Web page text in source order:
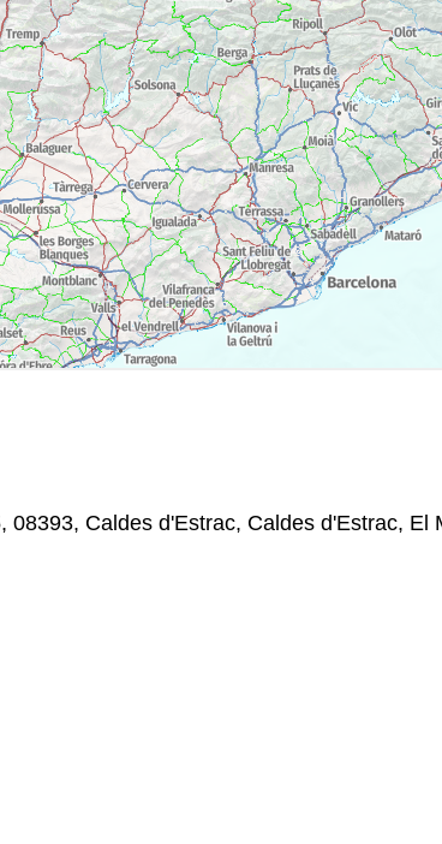
08393, Caldes d'Estrac, Caldes d'Estrac, El